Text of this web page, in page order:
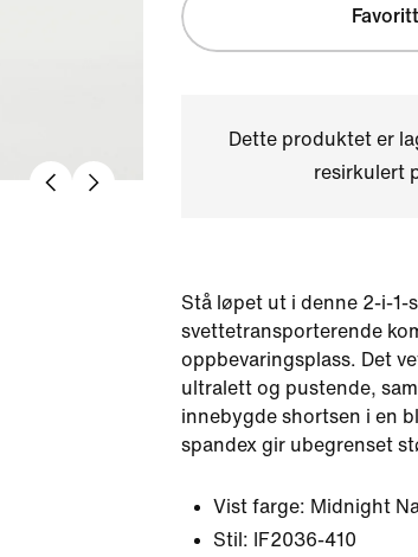
Favoritt
Dette produktet er
resirkulert
Stå løpet ut i denne 2-i-1-
svettetransporterende
oppbevaringsplass. Det
ultralett og pustende,
innebygde shortsen i en
spandex gir ubegrenset
Vist farge: Midnight
Stil:
IF2036-410